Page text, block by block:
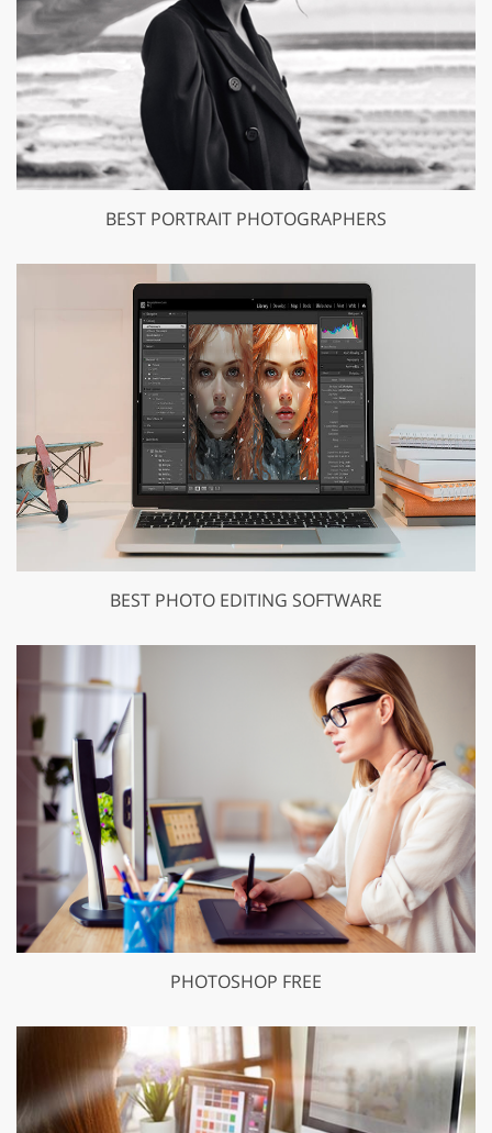
BEST PORTRAIT PHOTOGRAPHERS
BEST PHOTO EDITING SOFTWARE
PHOTOSHOP FREE